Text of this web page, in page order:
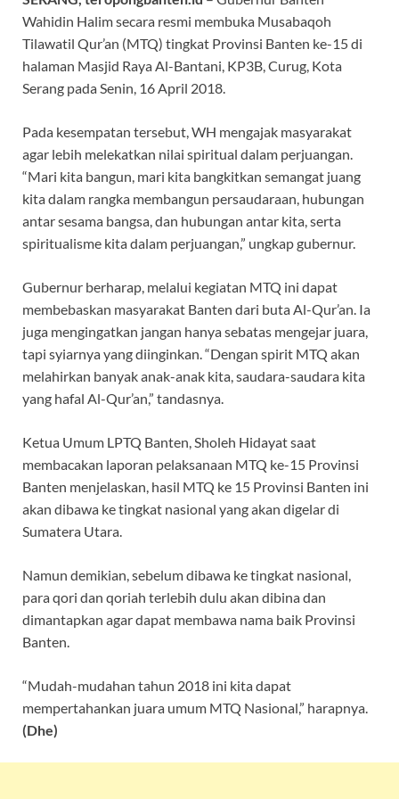
Wahidin Halim secara resmi membuka Musabaqoh
Tilawatil Qur’an (MTQ) tingkat Provinsi Banten ke-15 di
halaman Masjid Raya Al-Bantani, KP3B, Curug, Kota
Serang pada Senin, 16 April 2018.
Pada kesempatan tersebut, WH mengajak masyarakat
agar lebih melekatkan nilai spiritual dalam perjuangan.
“Mari kita bangun, mari kita bangkitkan semangat juang
kita dalam rangka membangun persaudaraan, hubungan
antar sesama bangsa, dan hubungan antar kita, serta
spiritualisme kita dalam perjuangan,” ungkap gubernur.
Gubernur berharap, melalui kegiatan MTQ ini dapat
membebaskan masyarakat Banten dari buta Al-Qur’an. Ia
juga mengingatkan jangan hanya sebatas mengejar juara,
tapi syiarnya yang diinginkan. “Dengan spirit MTQ akan
melahirkan banyak anak-anak kita, saudara-saudara kita
yang hafal Al-Qur’an,” tandasnya.
Ketua Umum LPTQ Banten, Sholeh Hidayat saat
membacakan laporan pelaksanaan MTQ ke-15 Provinsi
Banten menjelaskan, hasil MTQ ke 15 Provinsi Banten ini
akan dibawa ke tingkat nasional yang akan digelar di
Sumatera Utara.
Namun demikian, sebelum dibawa ke tingkat nasional,
para qori dan qoriah terlebih dulu akan dibina dan
dimantapkan agar dapat membawa nama baik Provinsi
Banten.
“Mudah-mudahan tahun 2018 ini kita dapat
mempertahankan juara umum MTQ Nasional,” harapnya.
(Dhe)